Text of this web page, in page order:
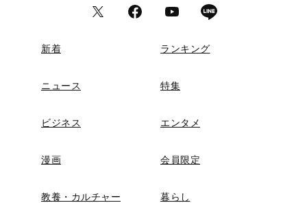
新着 ランキング
ニュース 特集
ビジネス エンタメ
漫画 会員限定
教養・カルチャー 暮らし